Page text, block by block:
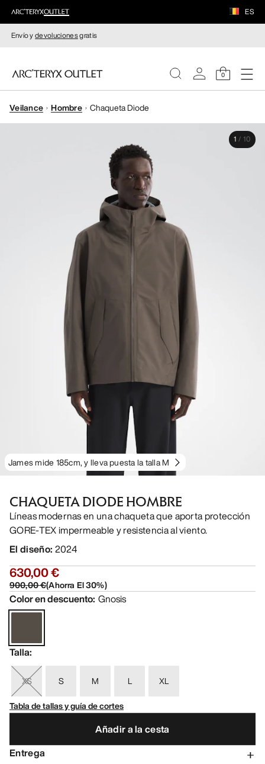
ES
Envío ydevolucionesgratis
0
MUJERE
Veilance Hombre Chaqueta Diode
James mide 185cm, y lleva puesta la talla M
1 / 10
CHAQUETA DIODE HOMBRE
Líneas modernas en una chaqueta que aporta protección
GORE-TEX impermeable y resistencia al viento.
El diseño: 2024
630,00 €
900,00 €(Ahorra El30%)
Color en descuento: Gnosis
Talla:
XS S M L
XL
Tabla de tallas y guía de cortes
Añadir a la cesta
Entrega